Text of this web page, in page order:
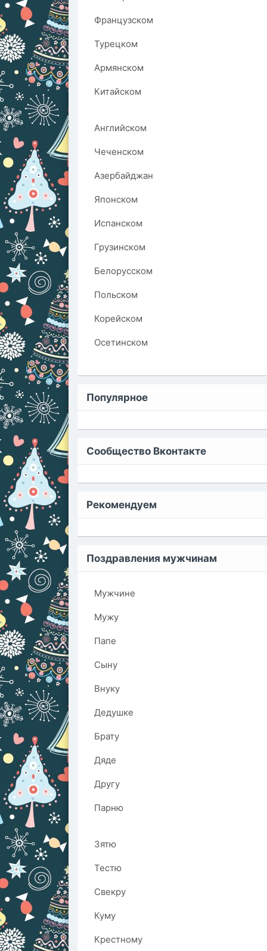
Французском
Турецком
Армянском
Китайском
Английском
Чеченском
Азербайджан
Японском
Испанском
Грузинском
Белорусском
Польском
Корейском
Осетинском
Популярное
Сообщество Вконтакте
Рекомендуем
Поздравления мужчинам
Мужчине
Мужу
Папе
Сыну
Внуку
Дедушке
Брату
Дяде
Другу
Парню
Зятю
Тестю
Свекру
Куму
Крестному